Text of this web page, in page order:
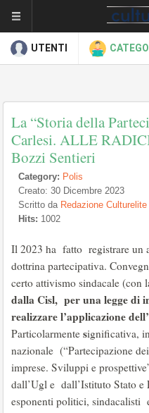
UTENTI
La “Storia della
Carlesi. ALLE
Bozzi Sentieri
Category: Polis
Creato: 30 Dicembre 2023
Scritto da Redazione Culturelite
Hits: 1002
Il 2023 ha fatto registrare un
dottrina partecipativa.
certo attivismo sindacale (con
dalla Cisl, per una legge di
realizzare l’applicazione
Particolarmente significativa,
nazionale (“Partecipazione
imprese. Sviluppi e
dall’Ugl e dall’Istituto Stato
esponenti politici,